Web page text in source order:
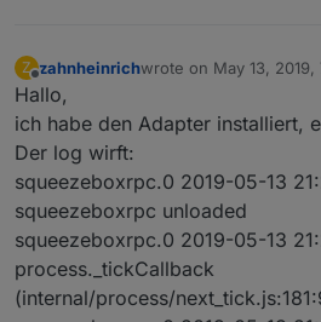
Z
Offline
zahnheinrichwrote on May 13, 2019,
last edited by
Hallo,
ich habe den Adapter installiert,
Der log wirft:
squeezeboxrpc.0 2019-05-13
squeezeboxrpc unloaded
squeezeboxrpc.0 2019-05-13
process._tickCallback
(internal/process/